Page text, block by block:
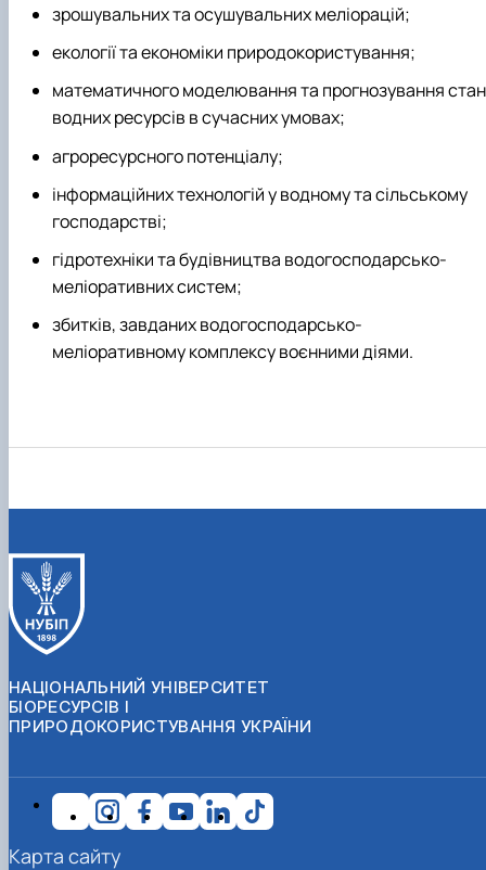
зрошувальних та осушувальних меліорацій;
екології та економіки природокористування;
математичного моделювання та прогнозування
водних ресурсів в сучасних умовах;
агроресурсного потенціалу;
інформаційних технологій у водному та сільському
господарстві;
гідротехніки та будівництва водогосподарсько-
меліоративних систем;
збитків, завданих водогосподарсько-
меліоративному комплексу воєнними діями.
НАЦІОНАЛЬНИЙ УНІВЕРСИТЕТ
БІОРЕСУРСІВ І
ПРИРОДОКОРИСТУВАННЯ УКРАЇНИ
Карта сайту